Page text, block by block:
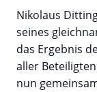
Nikolaus
seines
das Ergebnis
aller
nun